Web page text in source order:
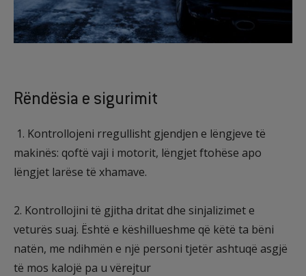
Rëndësia e sigurimit
1. Kontrollojeni rregullisht gjendjen e lëngjeve të
makinës: qoftë vaji i motorit, lëngjet ftohëse apo
lëngjet larëse të xhamave.
2. Kontrollojini të gjitha dritat dhe sinjalizimet e
veturës suaj. Është e këshillueshme që këtë ta bëni
natën, me ndihmën e një personi tjetër ashtuqë asgjë
të mos kalojë pa u vërejtur